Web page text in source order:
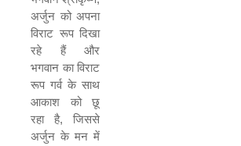
अर्जुन को अपना
विराट रूप दिखा
रहे हैं और
भगवान का विराट
रूप गर्व के साथ
आकाश को छू
रहा है, जिससे
अर्जुन के मन में